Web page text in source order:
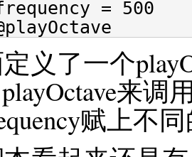
= 500
义了一个
来
赋上不